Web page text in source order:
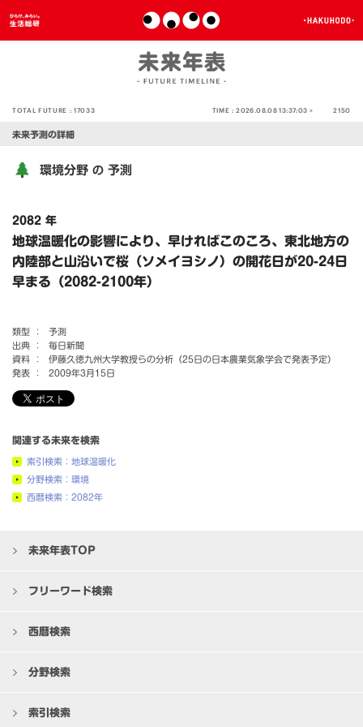
TOTAL FUTURE :17033 TIME :2026.08.08 13:37:03 > 2150
未来予測の詳細
環境分野 の 予測
2082 年
地球温暖化の影響により、早ければこのころ、東北地方の
内陸部と山沿いで桜（ソメイヨシノ）の開花日が20-24日
早まる（2082-2100年）
類型 ：
予測
出典 ：
毎日新聞
資料 ：
伊藤久徳九州大学教授らの分析（25日の日本農業気象学会で発表予定）
発表 ：
2009年3月15日
関連する未来を検索
索引検索：地球温暖化
分野検索：環境
西暦検索：2082年
未来年表TOP
フリーワード検索
西暦検索
分野検索
索引検索